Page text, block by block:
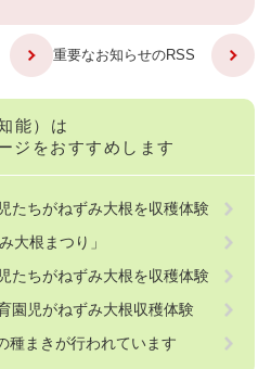
重要なお知らせのRSS
能）は
ジをおすすめします
たちがねずみ大根を収穫体験
大根まつり」
たちがねずみ大根を収穫体験
園児がねずみ大根収穫体験
種まきが行われています